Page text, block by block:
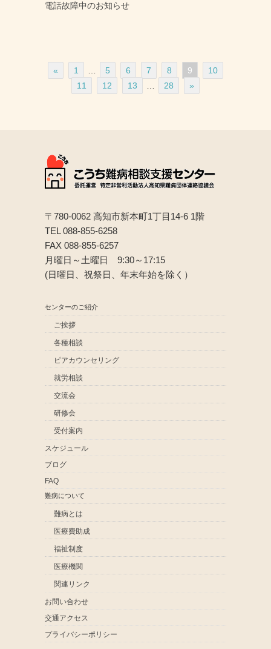
電話故障中のお知らせ
« 1 … 5 6 7 8 9
10
11
12 13 … 28 »
〒780-0062 高知市新本町1丁目14-6 1階
TEL 088-855-6258
FAX 088-855-6257
月曜日～土曜日 9:30～17:15
(日曜日、祝祭日、年末年始を除く）
センターのご紹介
ご挨拶
各種相談
ピアカウンセリング
就労相談
交流会
研修会
受付案内
スケジュール
ブログ
FAQ
難病について
難病とは
医療費助成
福祉制度
医療機関
関連リンク
お問い合わせ
交通アクセス
プライバシーポリシー